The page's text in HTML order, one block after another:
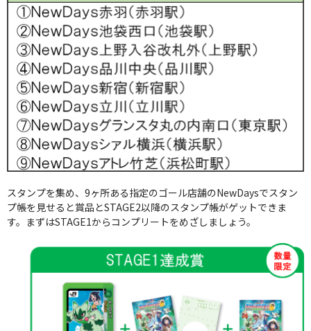
スタンプを集め、9ヶ所ある指定のゴール店舗のNewDaysでスタン
プ帳を見せると賞品とSTAGE2以降のスタンプ帳がゲットできま
す。まずはSTAGE1からコンプリートをめざしましょう。